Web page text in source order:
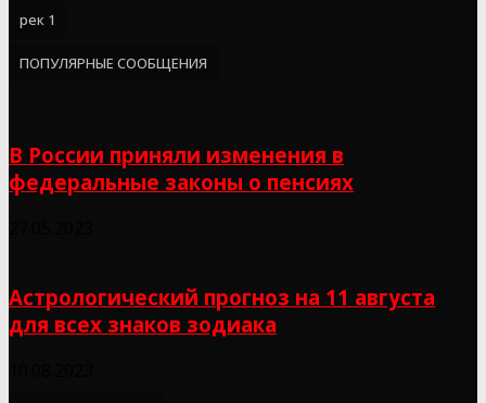
рек 1
ПОПУЛЯРНЫЕ СООБЩЕНИЯ
В России приняли изменения в
федеральные законы о пенсиях
Астрологический прогноз на 11 августа
для всех знаков зодиака